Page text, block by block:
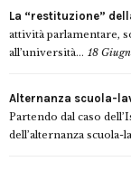
La “restituzione”
attività parlamentare,
all’università... 18
Alternanza scuola-
Partendo dal caso
dell’alternanza scuola-